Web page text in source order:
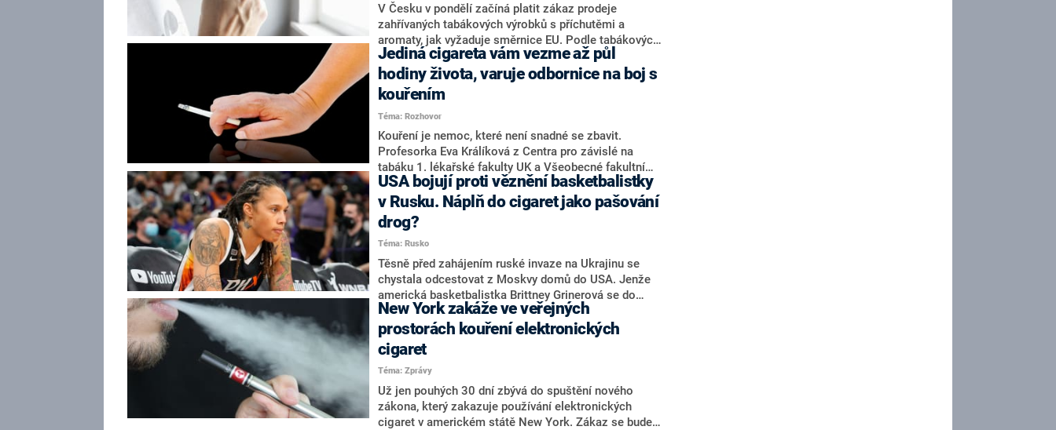
V Česku v pondělí začíná platit zákaz prodeje
zahřívaných tabákových výrobků s příchutěmi a
aromaty, jak vyžaduje směrnice EU. Podle tabákových
firem jsou tabákové produkty s příchutěmi mezi
uživateli populární a zkušenost se zákazem z USA
ukázala, že část lidí přešla zpět ke klasickým
cigaretám. Někteří výrobci reagují tím, že přicházejí s
novými produkty, které neobsahují tabák. Upozorňují
také na to, že zákaz nezačne platit ve všech zemích
EU ve stejnou dobu, zákazníci si tudíž budou pořizovat
ochucený zahřívaný tabák v zahraničí.
Jediná cigareta vám vezme až půl
hodiny života, varuje odbornice na boj s
kouřením
Téma: Rozhovor
Kouření je nemoc, které není snadné se zbavit.
Profesorka Eva Králíková z Centra pro závislé na
tabáku 1. lékařské fakulty UK a Všeobecné fakultní
nemocnice v rozhovoru pro CNN Prima NEWS varuje,
že kvůli cigaretám ročně zemře 16 tisíc Čechů. Vážně
bychom to měli brát nejen třetí listopadový čtvrtek, na
který pravidelně připadá Mezinárodní nekuřácký den.
USA bojují proti věznění basketbalistky
v Rusku. Náplň do cigaret jako pašování
drog?
Téma: Rusko
Těsně před zahájením ruské invaze na Ukrajinu se
chystala odcestovat z Moskvy domů do USA. Jenže
americká basketbalistka Brittney Grinerová se do
požadované destinace nedostala. Byla zadržena na
letišti a umístěna do vazby, ve které nyní tráví už třetí
měsíc. Důvod? Měla u sebe náplně do elektronických
cigaret s hašišovým olejem a čelí obvinění z pašování
drog. Spojené státy nechtějí pozoruhodný případ jen
tak nechat být.
New York zakáže ve veřejných
prostorách kouření elektronických
cigaret
Téma: Zprávy
Už jen pouhých 30 dní zbývá do spuštění nového
zákona, který zakazuje používání elektronických
cigaret v americkém státě New York. Zákaz se bude